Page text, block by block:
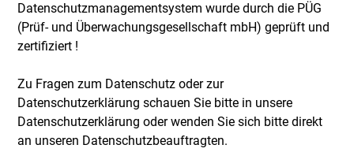
Zubehör
Ersatzteile
Datenschutzmanagementsystem wurde durch die PÜG
(Prüf- und Überwachungsgesellschaft mbH) geprüft und
zertifiziert !
Zu Fragen zum Datenschutz oder zur
Datenschutzerklärung schauen Sie bitte in unsere
Datenschutzerklärung oder wenden Sie sich bitte direkt
an unseren Datenschutzbeauftragten.